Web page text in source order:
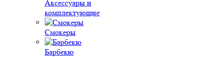
Аксессуары и
комплектующие
Смокеры
Барбекю